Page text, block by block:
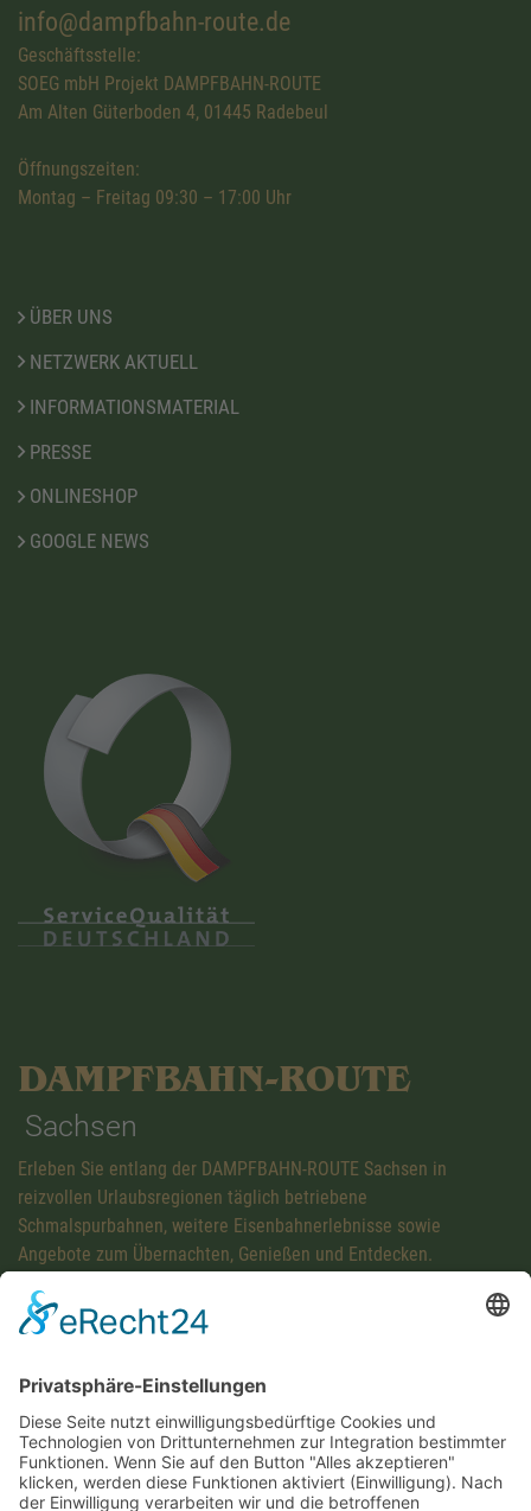
info@dampfbahn-route.de
Geschäftsstelle:
SOEG mbH Projekt DAMPFBAHN-ROUTE
Am Alten Güterboden 4, 01445 Radebeul
Öffnungszeiten:
Montag – Freitag 09:30 – 17:00 Uhr
ÜBER UNS
NETZWERK AKTUELL
INFORMATIONSMATERIAL
PRESSE
ONLINESHOP
GOOGLE NEWS
DAMPFBAHN-ROUTE
Sachsen
Erleben Sie entlang der DAMPFBAHN-ROUTE Sachsen in
reizvollen Urlaubsregionen täglich betriebene
Schmalspurbahnen, weitere Eisenbahnerlebnisse sowie
Angebote zum Übernachten, Genießen und Entdecken.